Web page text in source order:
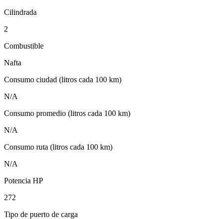
Cilindrada
2
Combustible
Nafta
Consumo ciudad (litros cada 100 km)
N/A
Consumo promedio (litros cada 100 km)
N/A
Consumo ruta (litros cada 100 km)
N/A
Potencia HP
272
Tipo de puerto de carga